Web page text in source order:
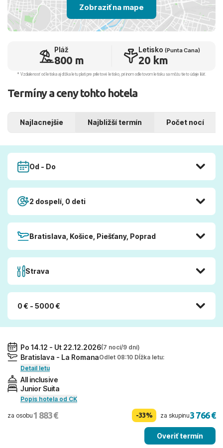
Zobraziť na mape
Pláž
800 m
Letisko (Punta Cana)
20 km
* Vzdialenosť od letiska aj dľžka letu platí pre príletové letisko, pri inom odletovom letisku sa môžu tieto údaje líšiť.
Termíny a ceny tohto hotela
Najlacnejšie Najbližší termín Počet nocí
Od - Do
2 dospelí, 0 deti
Bratislava, Košice, Piešťany, Poprad
Strava
0 € - 5000 €
Po 14.12 - Ut 22.12.2026(7 nocí/9 dní)
Bratislava - La RomanaOdlet 08:10 Dĺžka letu:
Detail letu
All inclusive
Junior Suita
Popis hotela od CK
za osobu 1 883 € -33% za skupinu3 766 €
Overiť termín